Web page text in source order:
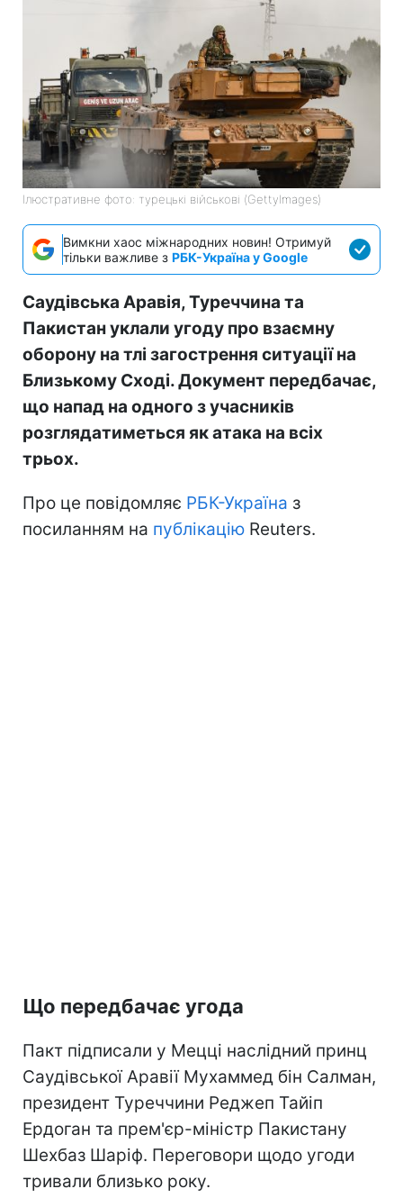
Ілюстративне фото: турецькі військові (GettyImages)
Вимкни хаос міжнародних новин! Отримуй
тільки важливе з РБК-Україна у Google
Саудівська Аравія, Туреччина та
Пакистан уклали угоду про взаємну
оборону на тлі загострення ситуації на
Близькому Сході. Документ передбачає,
що напад на одного з учасників
розглядатиметься як атака на всіх
трьох.
Про це повідомляє РБК-Україна з
посиланням на публікацію Reuters.
Що передбачає угода
Пакт підписали у Мецці наслідний принц
Саудівської Аравії Мухаммед бін Салман,
президент Туреччини Реджеп Тайіп
Ердоган та прем'єр-міністр Пакистану
Шехбаз Шаріф. Переговори щодо угоди
тривали близько року.